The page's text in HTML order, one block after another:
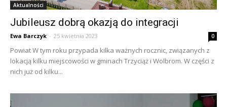
Aktualności
Jubileusz dobrą okazją do integracji
Ewa Barczyk - 25 kwietnia 2023 0
Powiat W tym roku przypada kilka ważnych rocznic, związanych z
lokacją kilku miejscowości w gminach Trzyciąż i Wolbrom. W części z
nich już od kilku...